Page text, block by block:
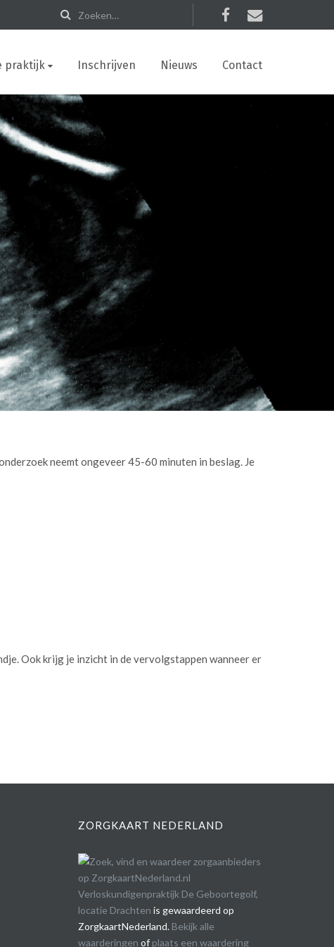
praktijk Inschrijven Nieuws Contact
neemt ongeveer 45-60 minuten in beslag. Je
Ook krijg je inzicht in de vervolgstappen wanneer er
ZORGKAART NEDERLAND
Verloskundigenpraktijk De Geboortegolf,
locatie Drachten is gewaardeerd op
ZorgkaartNederland. Bekijk alle
waarderingen of plaats een waardering